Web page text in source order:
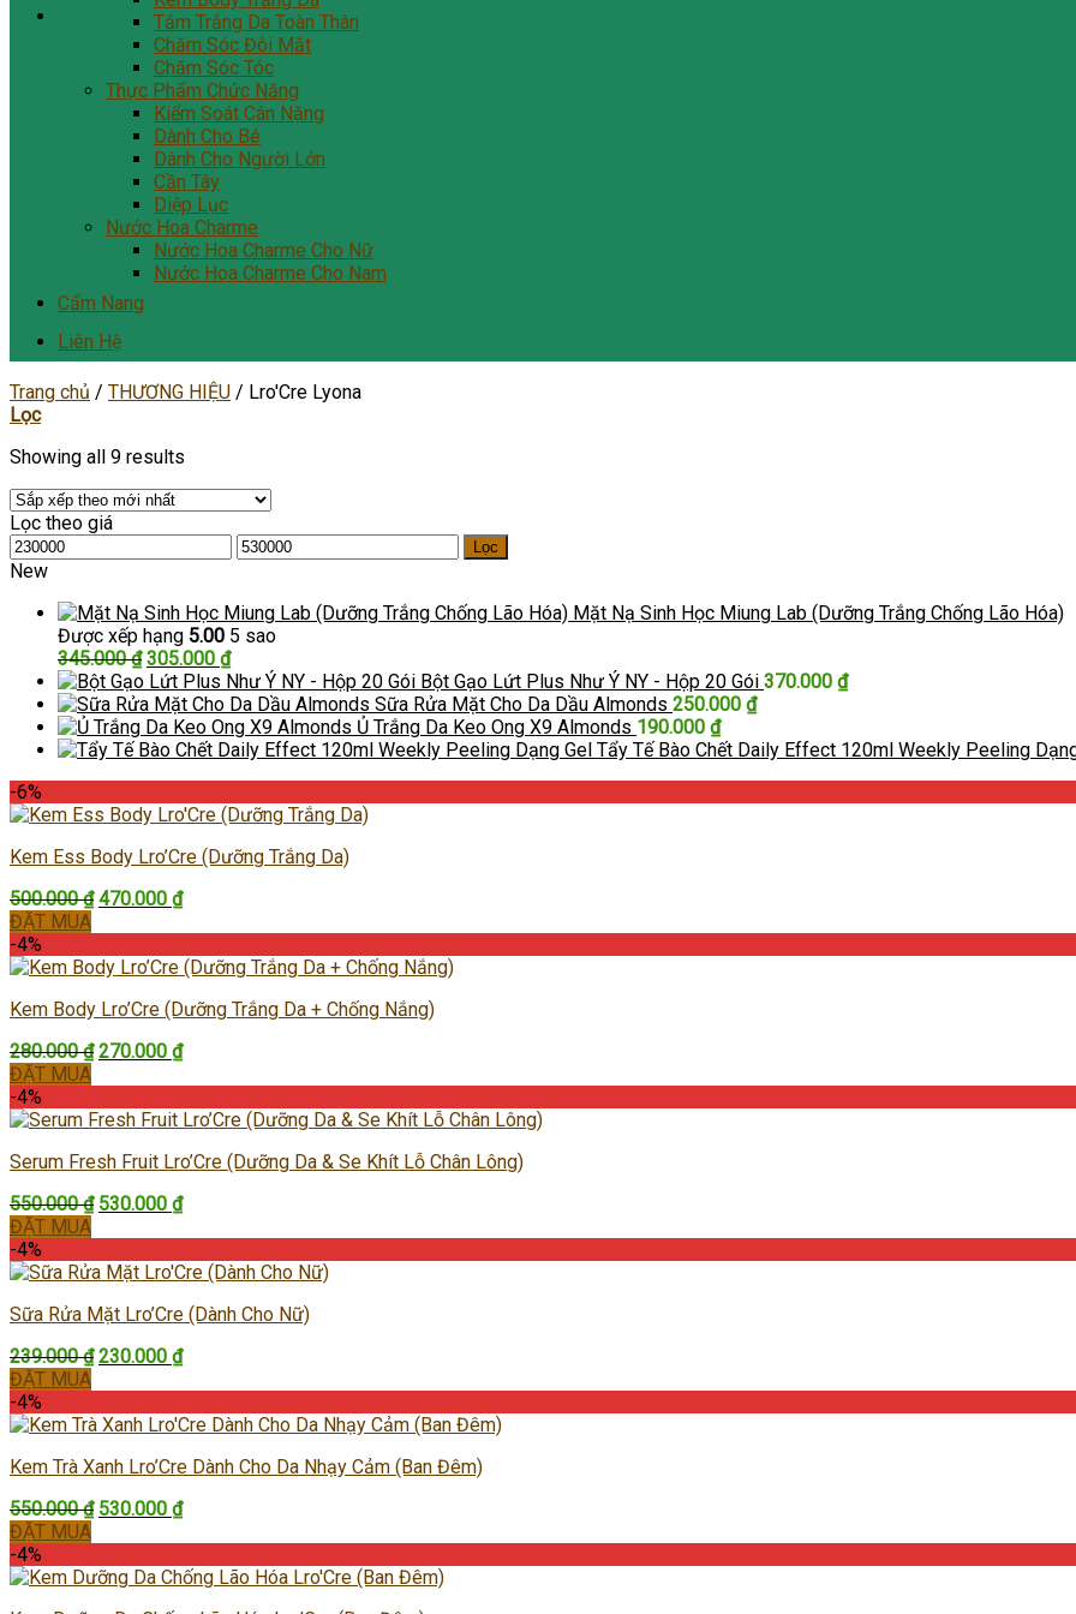
Tắm Trắng Da Toàn Thân
Chăm Sóc Đôi Mắt
Chăm Sóc Tóc
Thực Phẩm Chức Năng
Kiểm Soát Cân Nặng
Dành Cho Bé
Dành Cho Người Lớn
Cần Tây
Diệp Lục
Nước Hoa Charme
Nước Hoa Charme Cho Nữ
Nước Hoa Charme Cho Nam
Cẩm Nang
Liên Hệ
Trang chủ / THƯƠNG HIỆU / Lro'Cre Lyona
Lọc
Showing all 9 results
Lọc theo giá
Giá
tối
Giá
Lọc
New
Mặt Nạ Sinh Học Miung Lab (Dưỡng Trắng Chống Lão Hóa)
Được xếp hạng 5.00 5 sao
345.000₫ Giá
gốc
là:
345.000 ₫.
305.000 ₫Giá
hiện
tại
là:
305.000 ₫.
Bột Gạo Lứt Plus Như Ý NY - Hộp 20 Gói 370.000 ₫
Sữa Rửa Mặt Cho Da Dầu Almonds 250.000 ₫
Ủ Trắng Da Keo Ong X9 Almonds 190.000 ₫
Tẩy Tế Bào Chết Daily Effect 120ml Weekly Peeling
-6%
Kem Ess Body Lro’Cre (Dưỡng Trắng Da)
500.000₫ Giá
500.000 ₫.
470.000 ₫Giá
là:
ĐẶT MUA
-4%
Kem Body Lro’Cre (Dưỡng Trắng Da + Chống Nắng)
280.000₫ Giá
280.000 ₫.
270.000 ₫Giá
là:
ĐẶT MUA
-4%
Serum Fresh Fruit Lro’Cre (Dưỡng Da & Se Khít Lỗ Chân Lông)
550.000₫ Giá
550.000 ₫.
530.000 ₫Giá
là:
ĐẶT MUA
-4%
Sữa Rửa Mặt Lro’Cre (Dành Cho Nữ)
239.000₫ Giá
239.000 ₫.
230.000 ₫Giá
là:
ĐẶT MUA
-4%
Kem Trà Xanh Lro’Cre Dành Cho Da Nhạy Cảm (Ban Đêm)
550.000₫ Giá
550.000 ₫.
530.000 ₫Giá
là:
ĐẶT MUA
-4%